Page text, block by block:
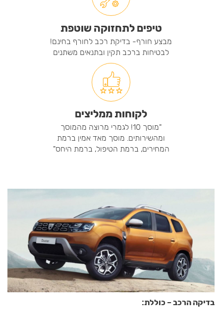
טיפים לתחזוקה שוטפת
מבצע חורף- בדיקת רכב לחורף בחינם!
לבטיחות ברכב תקין ובתנאים משתנים
לקוחות ממליצים
"מוסך 10! לגמרי מרוצה מהמוסך
ומהשירותים. מוסך מאד אמין ברמת
המחירים, ברמת הטיפול, ברמת היחס"
בדיקה הרכב – כוללת: